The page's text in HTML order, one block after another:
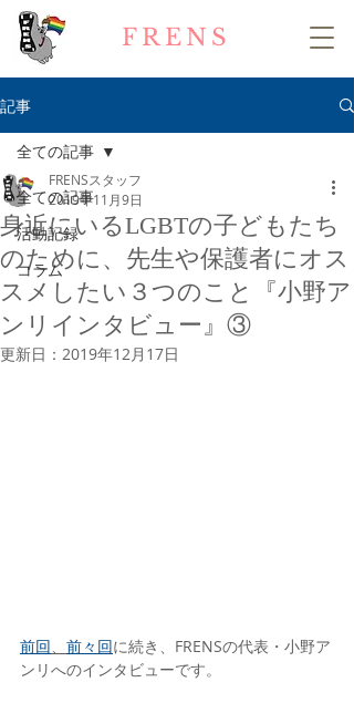
FRENS
記事
全ての記事
活動記録
コラム
全ての記事
身近にいるLGBTの子どもたち
のために、先生や保護者にオス
スメしたい３つのこと『小野ア
ンリインタビュー』③
FRENSスタッフ
2019年11月9日
更新日： 2019年12月17日
前回、 前々回に続き、FRENSの代表・小野ア
ンリへのインタビューです。